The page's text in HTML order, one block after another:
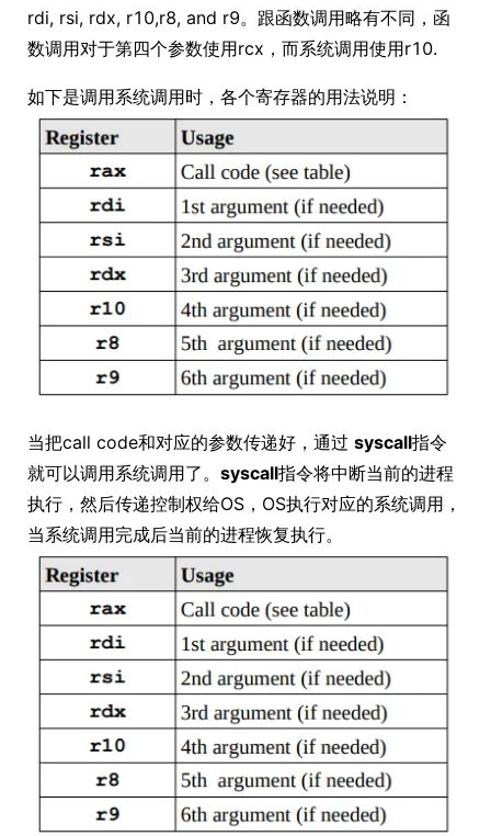
rdi, rsi, rdx, r10,r8, and r9。跟函数调用略有不同，函
数调用对于第四个参数使用rcx，而系统调用使用r10.
如下是调用系统调用时，各个寄存器的用法说明：
当把call code和对应的参数传递好，通过 syscall指令
就可以调用系统调用了。 syscall指令将中断当前的进程
执行，然后传递控制权给OS，OS执行对应的系统调用，
当系统调用完成后当前的进程恢复执行。